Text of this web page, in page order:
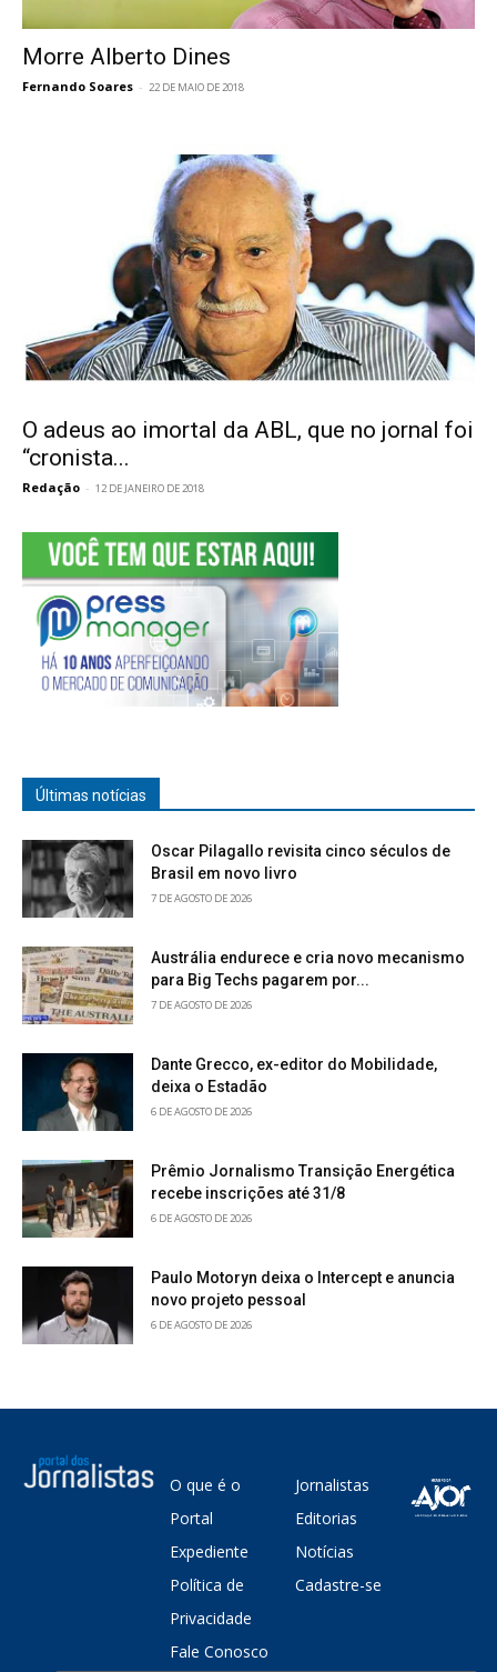
Morre Alberto Dines
Fernando Soares - 22 DE MAIO DE 2018
O adeus ao imortal da ABL, que no jornal foi
“cronista...
Redação - 12 DE JANEIRO DE 2018
Últimas notícias
Oscar Pilagallo revisita cinco séculos de
Brasil em novo livro
7 DE AGOSTO DE 2026
Austrália endurece e cria novo mecanismo
para Big Techs pagarem por...
7 DE AGOSTO DE 2026
Dante Grecco, ex-editor do Mobilidade,
deixa o Estadão
6 DE AGOSTO DE 2026
Prêmio Jornalismo Transição Energética
recebe inscrições até 31/8
6 DE AGOSTO DE 2026
Paulo Motoryn deixa o Intercept e anuncia
novo projeto pessoal
6 DE AGOSTO DE 2026
O que é o
Portal
Expediente
Política de
Privacidade
Fale Conosco
Jornalistas
Editorias
Notícias
Cadastre-se